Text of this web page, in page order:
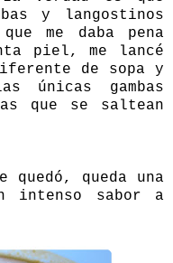
y langostinos
me daba pena
piel, me lancé
de sopa y
únicas gambas
que se saltean
queda una
intenso sabor a